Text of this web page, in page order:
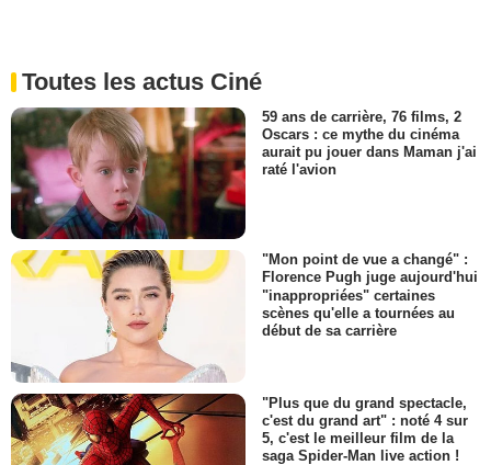
Toutes les actus Ciné
59 ans de carrière, 76 films, 2
Oscars : ce mythe du cinéma
aurait pu jouer dans Maman j'ai
raté l'avion
"Mon point de vue a changé" :
Florence Pugh juge aujourd'hui
"inappropriées" certaines
scènes qu'elle a tournées au
début de sa carrière
"Plus que du grand spectacle,
c'est du grand art" : noté 4 sur
5, c'est le meilleur film de la
saga Spider-Man live action !